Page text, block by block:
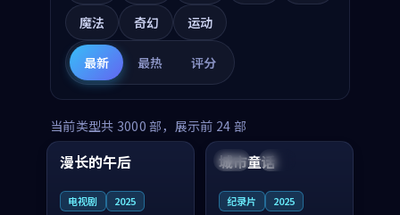
魔法
奇幻 运动
最新 最热 评分
当前类型共 3000 部，展示前 24 部
中国 高分
99:16
漫长的午后
电视剧 2025
美国 院线
城市童话
纪录片 2025